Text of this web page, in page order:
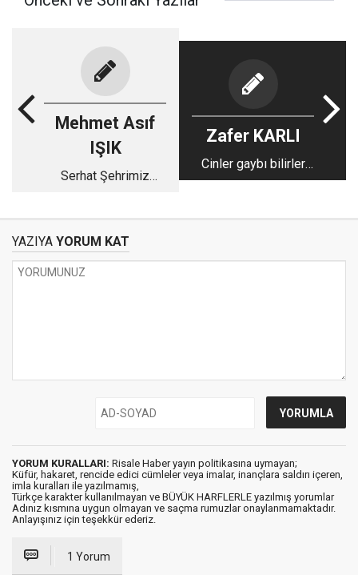
Mehmet Asıf
IŞIK
Serhat Şehrimiz
Zafer KARLI
Cinler gaybı bilirler
mi?
YAZIYA YORUM KAT
YORUM KURALLARI: Risale Haber yayın politikasına uymayan;
Küfür, hakaret, rencide edici cümleler veya imalar, inançlara saldırı içeren,
imla kuralları ile yazılmamış,
Türkçe karakter kullanılmayan ve BÜYÜK HARFLERLE yazılmış yorumlar
Adınız kısmına uygun olmayan ve saçma rumuzlar onaylanmamaktadır.
Anlayışınız için teşekkür ederiz.
1 Yorum